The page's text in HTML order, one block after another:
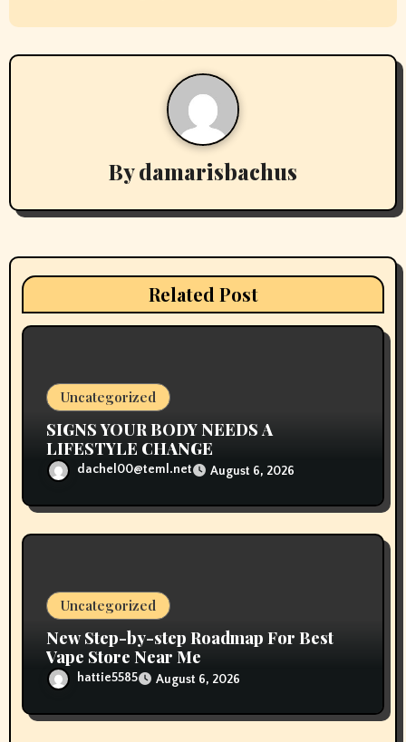
t
n
g
a
Bydamarisbachus
Related Post
Uncategorized
SIGNS YOUR BODY NEEDS A
LIFESTYLE CHANGE
dachel00@teml.net August 6, 2026
Uncategorized
New Step-by-step Roadmap For Best
Vape Store Near Me
hattie5585 August 6, 2026